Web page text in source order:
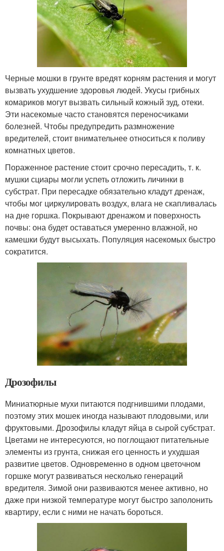
Черные мошки в грунте вредят корням растения и могут
вызвать ухудшение здоровья людей. Укусы грибных
комариков могут вызвать сильный кожный зуд, отеки.
Эти насекомые часто становятся переносчиками
болезней. Чтобы предупредить размножение
вредителей, стоит внимательнее относиться к поливу
комнатных цветов.
Пораженное растение стоит срочно пересадить, т. к.
мушки сциары могли успеть отложить личинки в
субстрат. При пересадке обязательно кладут дренаж,
чтобы мог циркулировать воздух, влага не скапливалась
на дне горшка. Покрывают дренажом и поверхность
почвы: она будет оставаться умеренно влажной, но
камешки будут высыхать. Популяция насекомых быстро
сократится.
Дрозофилы
Миниатюрные мухи питаются подгнившими плодами,
поэтому этих мошек иногда называют плодовыми, или
фруктовыми. Дрозофилы кладут яйца в сырой субстрат.
Цветами не интересуются, но поглощают питательные
элементы из грунта, снижая его ценность и ухудшая
развитие цветов. Одновременно в одном цветочном
горшке могут развиваться несколько генераций
вредителя. Зимой они развиваются менее активно, но
даже при низкой температуре могут быстро заполонить
квартиру, если с ними не начать бороться.